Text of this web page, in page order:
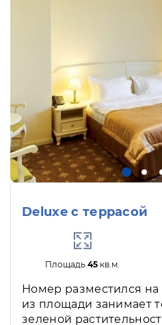
Deluxe с террасой
Площадь45 кв.м.
Номер разместился
из площади занимает
зеленой